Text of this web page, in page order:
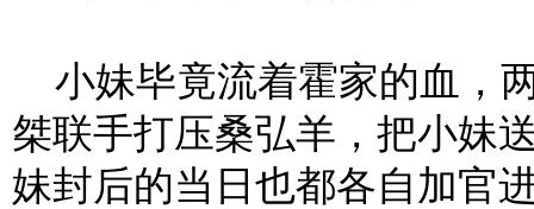
小妹毕竟流着霍家的血，
桀联手打压桑弘羊，把小妹
妹封后的当日也都各自加官